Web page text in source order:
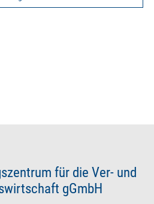
für die Ver- und
gGmbH